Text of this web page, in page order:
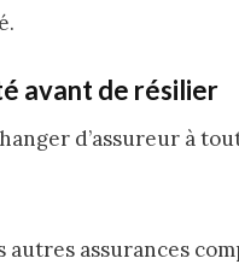
avant de résilier
d’assureur à
assurances